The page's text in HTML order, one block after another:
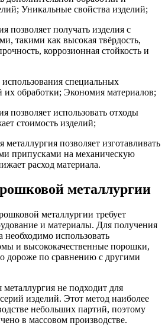
Уникальные свойства изделий;
позволяет получать изделия с
такими как высокая твёрдость,
коррозионная стойкость и
использования специальных
обработки; Экономия материалов;
позволяет использовать отходы
стоимость изделий;
позволяет изготавливать
припусками на механическую
расход материала.
металлургии
металлургии требует
и материалы. Для получения
необходимо использовать
и высококачественные порошки,
дороже по сравнению с другими
не подходит для
изделий. Этот метод наиболее
небольших партий, поэтому
в массовом производстве.